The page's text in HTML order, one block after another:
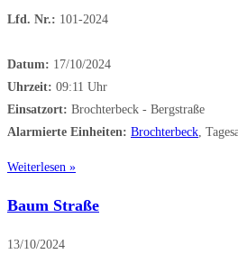
Lfd. Nr.: 101-2024
Datum: 17/10/2024
Uhrzeit: 09:11 Uhr
Einsatzort: Brochterbeck - Bergstraße
Alarmierte Einheiten: Brochterbeck,
Weiterlesen »
Baum Straße
13/10/2024